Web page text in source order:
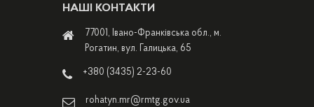
НАШІ КОНТАКТИ
77001, Івано-Франківська обл., м.
Рогатин, вул. Галицька, 65
+380 (3435) 2-23-60
rohatyn.mr@rmtg.gov.ua